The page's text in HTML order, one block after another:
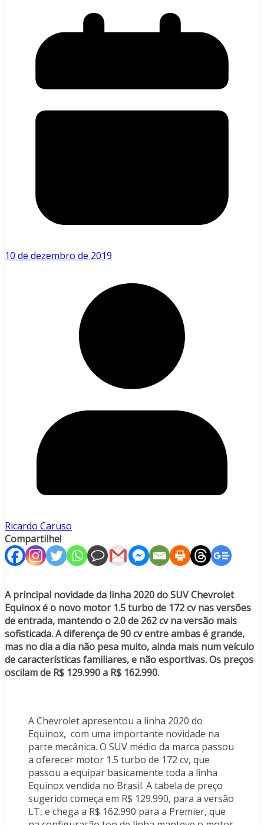
10 de dezembro de 2019
Ricardo Caruso
Compartilhe!
A principal novidade da linha 2020 do SUV Chevrolet
Equinox é o novo motor 1.5 turbo de 172 cv nas versões
de entrada, mantendo o 2.0 de 262 cv na versão mais
sofisticada. A diferença de 90 cv entre ambas é grande,
mas no dia a dia não pesa muito, ainda mais num veículo
de características familiares, e não esportivas. Os preços
oscilam de R$ 129.990 a R$ 162.990.
A Chevrolet apresentou a linha 2020 do
Equinox, com uma importante novidade na
parte mecânica. O SUV médio da marca passou
a oferecer motor 1.5 turbo de 172 cv, que
passou a equipar basicamente toda a linha
Equinox vendida no Brasil. A tabela de preço
sugerido começa em R$ 129.990, para a versão
LT, e chega a R$ 162.990 para a Premier, que